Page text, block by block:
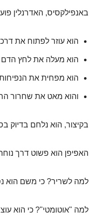
באנפילקסיס, האדרנלין
הוא עוזר לפתוח את
הוא מעלה את לחץ
הוא מפחית את
והוא מאט את שחרור
בקיצור, הוא נלחם בדיוק
האפיפן הוא פשוט דרך
למה לשריר? כי משם הוא
למה "אוטומטי"? כי הוא